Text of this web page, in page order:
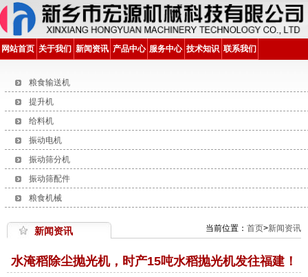
网站首页 关于我们 新闻资讯 产品中心 服务中心 技术知识 联系我们
粮食输送机
提升机
给料机
振动电机
振动筛分机
振动筛配件
粮食机械
新闻资讯 当前位置： 首页>新闻资讯
水淹稻除尘抛光机，时产15吨水稻抛光机发往福建！